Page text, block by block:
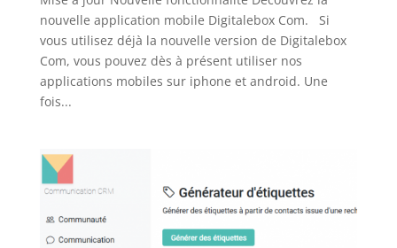
nouvelle application mobile Digitalebox Com. Si
vous utilisez déjà la nouvelle version de Digitalebox
Com, vous pouvez dès à présent utiliser nos
applications mobiles sur iphone et android. Une
fois...